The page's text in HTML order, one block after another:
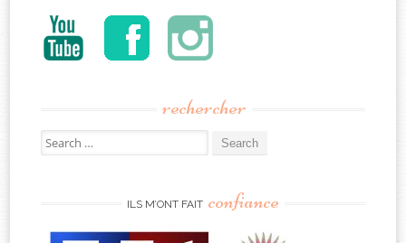
rechercher
Search
for:
ILS M’ONT FAIT confiance